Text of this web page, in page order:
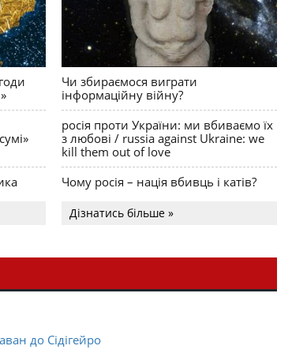
Чи збираємося виграти
інформаційну війну?
росія проти України: ми вбиваємо їх
з любові / russia against Ukraine: we
kill them out of love
Чому росія – нація вбивць і катів?
Дізнатись більше »
до Сідігейро